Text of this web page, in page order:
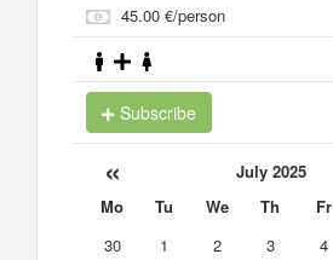
45.00 €/person
Subscribe
« July 2025
Mo Tu We Th Fr
30
1 2 3 4